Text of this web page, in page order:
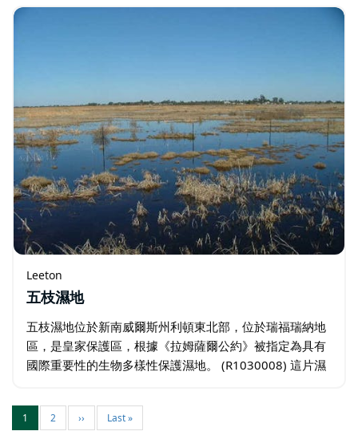
Leeton
五枝濕地
五枝濕地位於新南威爾斯州利頓東北部，位於瑞福瑞納地
區，是皇家保護區，根據《拉姆薩爾公約》被指定為具有
國際重要性的生物多樣性保護濕地。 (R1030008) 這片濕
1 2 ›› Last »